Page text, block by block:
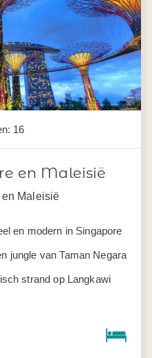
16
en Maleisië
Maleisië
en modern in Singapore
jungle van Taman Negara
strand op Langkawi